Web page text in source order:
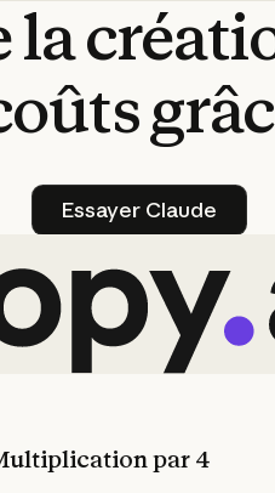
la
Essayer Claude
Essayer
par 4